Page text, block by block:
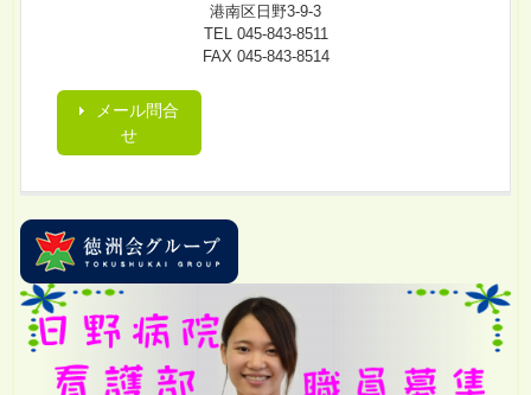
港南区日野3-9-3
TEL 045-843-8511
FAX 045-843-8514
メール問合
せ